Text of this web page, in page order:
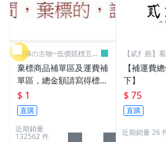
阿輝の古物~低價競標五六
日結標
棄標商品補單區及運費補
單區，總金額請寫得標商
品金額，運費請寫棄標商
品原設定之運費
$ 1
直購
近期銷量
132562 件
【貳扌殿】
【補運費
下】
$ 75
直購
近期銷量 26